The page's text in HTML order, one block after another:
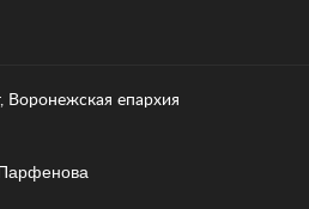
епархия